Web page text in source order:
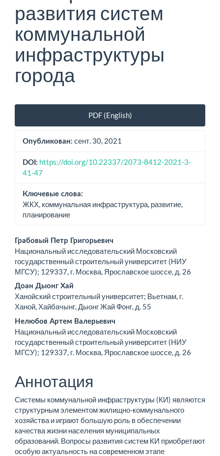
развития систем
коммунальной
инфраструктуры
города
Боковая
панель
статьи
PDF (English)
Опубликован: сент. 30, 2021
DOI: https://doi.org/10.22337/2073-8412-2021-3-
41-47
Ключевые слова:
ЖКХ, коммунальная инфраструктура, развитие,
планирование
Основное
содержимое
статьи
Грабовый Петр Григорьевич
Национальный исследовательский Московский
государственный строительный университет (НИУ
МГСУ); 129337, г. Москва, Ярославское шоссе, д. 26
Доан Дыонг Хай
Ханойский строительный университет; Вьетнам, г.
Ханой, Хайбачынг, Дыонг Жай Фонг, д. 55
Нелюбов Артем Валерьевич
Национальный исследовательский Московский
государственный строительный университет (НИУ
МГСУ); 129337, г. Москва, Ярославское шоссе, д. 26
Аннотация
Системы коммунальной инфраструктуры (КИ) являются
структурным элементом жилищно-коммунального
хозяйства и играют большую роль в обеспечении
качества жизни населения муниципальных
образований. Вопросы развития систем КИ приобретают
особую актуальность на современном этапе